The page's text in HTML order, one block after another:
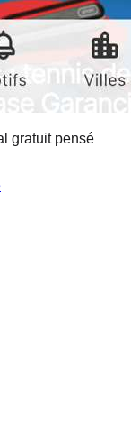
gratuit pensé